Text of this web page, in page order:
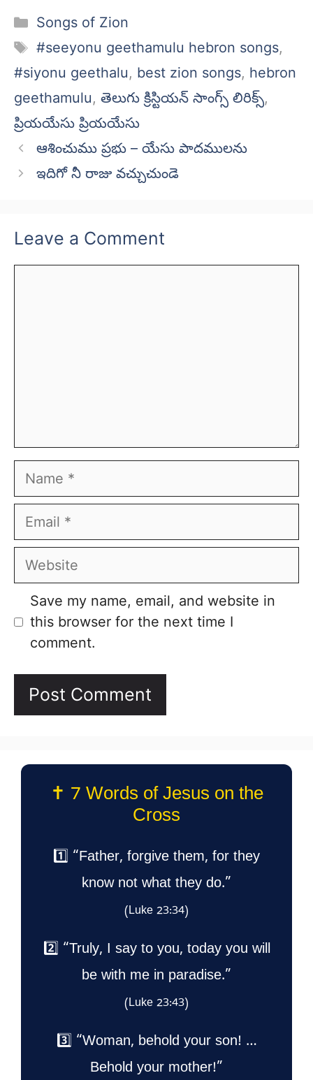
Categories
Songs of Zion
Tags
#seeyonu geethamulu hebron songs,
#siyonu geethalu, best zion songs, hebron
geethamulu, తెలుగు క్రిస్టియన్ సాంగ్స్ లిరిక్స్,
ప్రియయేసు ప్రియయేసు
ఆశించుము ప్రభు – యేసు పాదములను
ఇదిగో నీ రాజు వచ్చుచుండె
Leave a Comment
Name
Email
Website
Save my name, email, and website in
this browser for the next time I
comment.
✝️ 7 Words of Jesus on the
Cross
1️⃣ “Father, forgive them, for they
know not what they do.”
(Luke 23:34)
2️⃣ “Truly, I say to you, today you will
be with me in paradise.”
(Luke 23:43)
3️⃣ “Woman, behold your son! …
Behold your mother!”